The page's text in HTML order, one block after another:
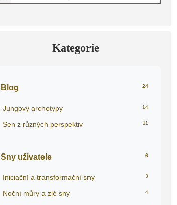
Kategorie
Blog 24
Jungovy archetypy 14
Sen z různých perspektiv 11
Sny uživatele 6
Iniciační a transformační sny 3
Noční můry a zlé sny 4